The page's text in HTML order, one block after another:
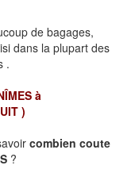
de bagages,
dans la plupart des
.
à
)
combien coute
?